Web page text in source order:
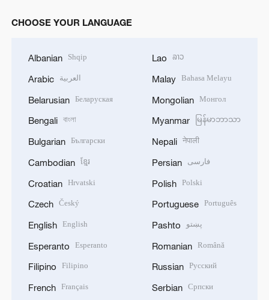
CHOOSE YOUR LANGUAGE
Albanian Shqip
Arabic العربية
Belarusian Беларуская
Bengali বাংলা
Bulgarian Български
Cambodian ខ្មែរ
Croatian Hrvatski
Czech Český
English English
Esperanto Esperanto
Filipino Filipino
French Français
Lao ລາວ
Malay Bahasa Melayu
Mongolian Монгол
Myanmar မြန်မာဘာသာ
Nepali नेपाली
Persian فارسی
Polish Polski
Portuguese Português
Pashto پښتو
Romanian Română
Russian Русский
Serbian Српски